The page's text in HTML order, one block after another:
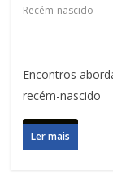
Recém-nascido
Encontros
recém-nascido
Ler mais